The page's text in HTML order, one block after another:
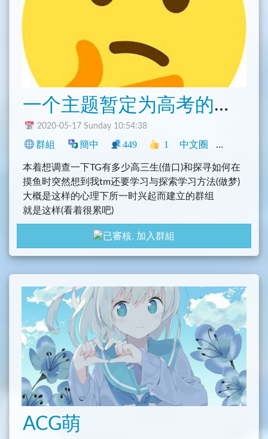
一个主题暂定为高考的群组（大概）
2020-05-17 Sunday 10:54:38
群組 簡中 449 1 中文圈 社群
本着想调查一下TG有多少高三生(借口)和探寻如何在
摸鱼时突然想到我tm还要学习与探索学习方法(做梦)
大概是这样的心理下所一时兴起而建立的群组
就是这样(看着很累吧)
//50+
欢迎分享交流学习和非学习的一切
以上
感谢支持
加入群組
ACG萌